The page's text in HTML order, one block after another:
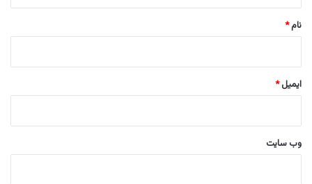
نام*
ایمیل*
وب‌ سایت